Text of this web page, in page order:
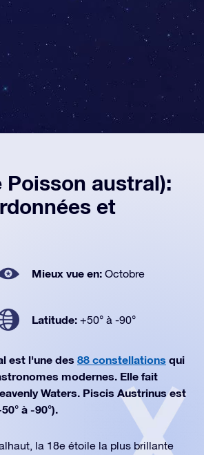
austral):
et
Mieux vue en: Octobre
Latitude: +50° à -90°
est l'une des 88 constellations qui
modernes. Elle fait
Waters. Piscis Austrinus est
à -90°).
la 18e étoile la plus brillante